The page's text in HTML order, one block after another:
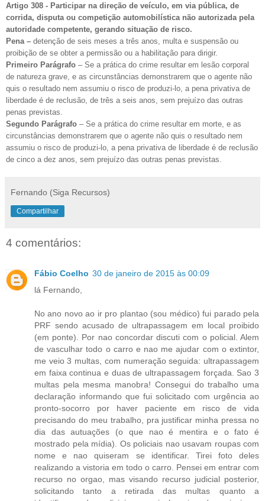
Artigo 308 - Participar na direção de veículo, em via pública, de
corrida, disputa ou competição automobilística não autorizada pela
autoridade competente, gerando situação de risco.
Pena – detenção de seis meses a três anos, multa e suspensão ou
proibição de se obter a permissão ou a habilitação para dirigir.
Primeiro Parágrafo – Se a prática do crime resultar em lesão corporal
de natureza grave, e as circunstâncias demonstrarem que o agente não
quis o resultado nem assumiu o risco de produzi-lo, a pena privativa de
liberdade é de reclusão, de três a seis anos, sem prejuízo das outras
penas previstas.
Segundo Parágrafo – Se a prática do crime resultar em morte, e as
circunstâncias demonstrarem que o agente não quis o resultado nem
assumiu o risco de produzi-lo, a pena privativa de liberdade é de reclusão
de cinco a dez anos, sem prejuízo das outras penas previstas.
Fernando (Siga Recursos)
Compartilhar
4 comentários:
Fábio Coelho 30 de janeiro de 2015 às 00:09
lá Fernando,
No ano novo ao ir pro plantao (sou médico) fui parado pela
PRF sendo acusado de ultrapassagem em local proibido
(em ponte). Por nao concordar discuti com o policial. Alem
de vasculhar todo o carro e nao me ajudar com o extintor,
me veio 3 multas, com numeração seguida: ultrapassagem
em faixa continua e duas de ultrapassagem forçada. Sao 3
multas pela mesma manobra! Consegui do trabalho uma
declaração informando que fui solicitado com urgência ao
pronto-socorro por haver paciente em risco de vida
precisando do meu trabalho, pra justificar minha pressa no
dia das autuações (o que nao é mentira e o fato é
mostrado pela mídia). Os policiais nao usavam roupas com
nome e nao quiseram se identificar. Tirei foto deles
realizando a vistoria em todo o carro. Pensei em entrar com
recurso no orgao, mas visando recurso judicial posterior,
solicitando tanto a retirada das multas quanto a